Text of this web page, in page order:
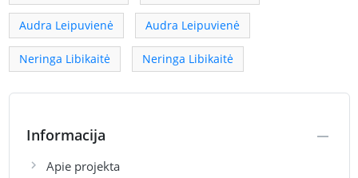
Audra Leipuvienė Audra Leipuvienė
Neringa Libikaitė Neringa Libikaitė
Informacija
Apie projekta